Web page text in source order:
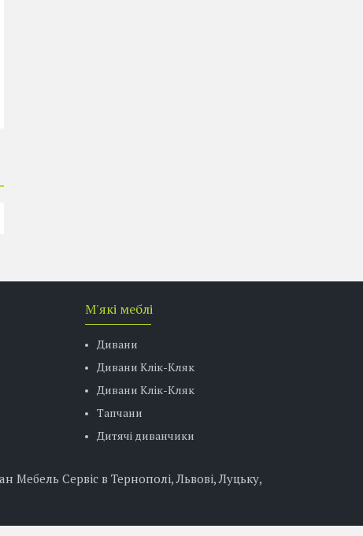
М'які меблі
Дивани
Дивани Клік-Кляк
Дивани Клік-Кляк
Тапчани
Дитячі диванчики
Сервіс в Тернополі, Львові, Луцьку,